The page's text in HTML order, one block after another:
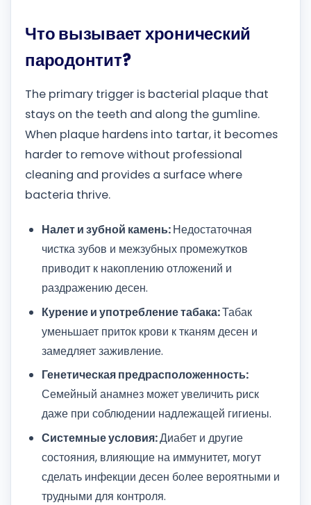
Что вызывает хронический
пародонтит?
The primary trigger is bacterial plaque that
stays on the teeth and along the gumline.
When plaque hardens into tartar, it becomes
harder to remove without professional
cleaning and provides a surface where
bacteria thrive.
Налет и зубной камень:Недостаточная
чистка зубов и межзубных промежутков
приводит к накоплению отложений и
раздражению десен.
Курение и употребление табака:Табак
уменьшает приток крови к тканям десен и
замедляет заживление.
Генетическая предрасположенность:
Семейный анамнез может увеличить риск
даже при соблюдении надлежащей гигиены.
Системные условия:Диабет и другие
состояния, влияющие на иммунитет, могут
сделать инфекции десен более вероятными и
трудными для контроля.